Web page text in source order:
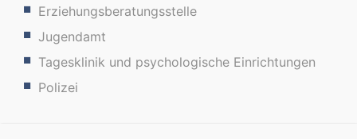
Erziehungsberatungsstelle
Jugendamt
Tagesklinik und psychologische Einrichtungen
Polizei